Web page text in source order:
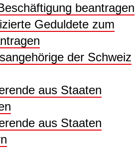
beantragen
Geduldete zum
der Schweiz
aus Staaten
aus Staaten